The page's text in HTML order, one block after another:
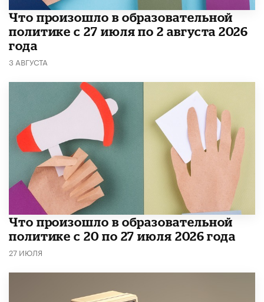
​Что произошло в образовательной
политике с 27 июля по 2 августа 2026
года
3 АВГУСТА
​Что произошло в образовательной
политике с 20 по 27 июля 2026 года
27 ИЮЛЯ